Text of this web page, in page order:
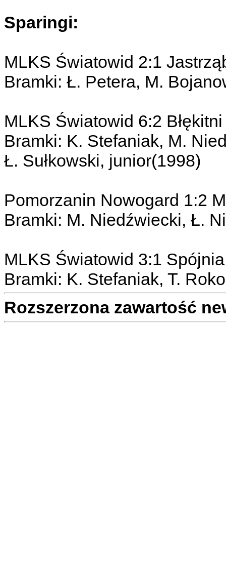
Sparingi:
MLKS Światowid 2:1
Bramki: Ł. Petera, M.
MLKS Światowid 6:2 Błękitni
Bramki: K. Stefaniak, M.
Ł. Sułkowski, junior(1998)
Pomorzanin Nowogard 1:2
Bramki: M. Niedźwiecki, Ł.
MLKS Światowid 3:1
Bramki: K. Stefaniak, T.
Rozszerzona zawartość